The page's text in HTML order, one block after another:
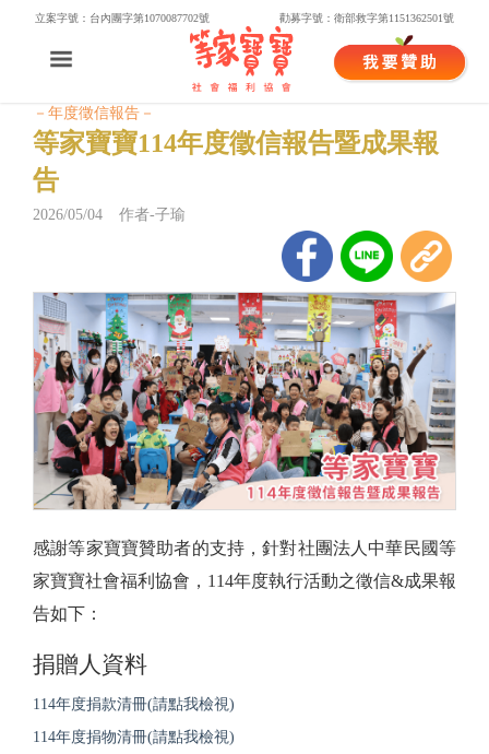
立案字號：台內團字第1070087702號 勸募字號：衛部救字第1151362501號
－年度徵信報告－
等家寶寶114年度徵信報告暨成果報
告
2026/05/04 作者-子瑜
感謝等家寶寶贊助者的支持，針對社團法人中華民國等
家寶寶社會福利協會，114年度執行活動之徵信&成果報
告如下：
捐贈人資料
114年度捐款清冊(請點我檢視)
114年度捐物清冊(請點我檢視)